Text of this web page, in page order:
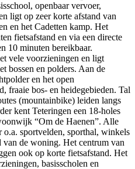
openbaar vervoer,
ligt op zeer korte afstand van
en het Cadetten kamp. Het
fietsafstand en via een directe
10 minuten bereikbaar.
vele voorzieningen en ligt
bossen en polders. Aan de
en het open
fraaie bos- en heidegebieden. Tal
(mountainbike) leiden langs
kent Teteringen een 18-holes
“Om de Haenen”. Alle
sportvelden, sporthal, winkels
van de woning. Het centrum van
ook op korte fietsafstand. Het
basisscholen en